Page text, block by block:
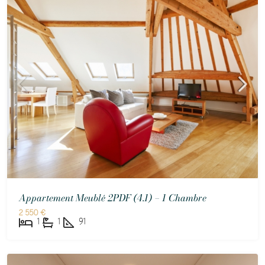
Appartement Meublé 2PDF (4.1) – 1 Chambre
2 550 €
1 1 91